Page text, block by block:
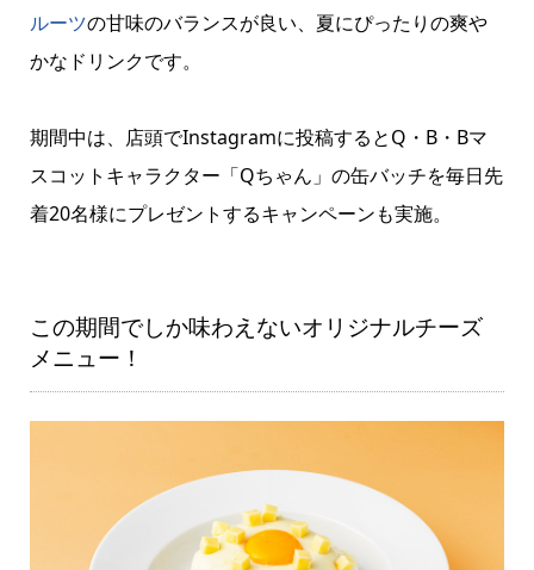
ルーツの甘味のバランスが良い、夏にぴったりの爽や
かなドリンクです。
期間中は、店頭でInstagramに投稿するとQ・B・Bマ
スコットキャラクター「Qちゃん」の缶バッチを毎日先
着20名様にプレゼントするキャンペーンも実施。
この期間でしか味わえないオリジナルチーズ
メニュー！